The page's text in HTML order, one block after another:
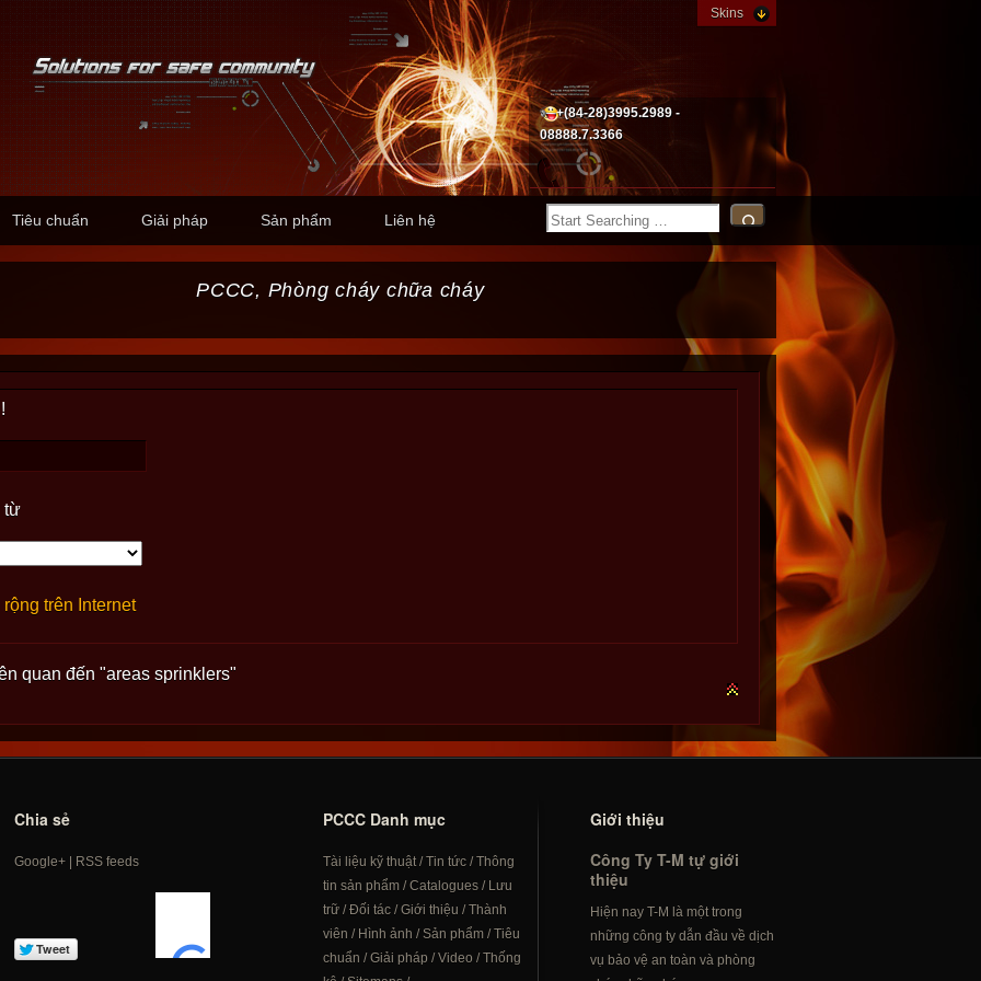
Skins
+(84-28)3995.2989 -
08888.7.3366
Tiêu chuẩn Giải pháp Sản phẩm Liên hệ
PCCC, Phòng cháy chữa cháy
từ
trên Internet
quan đến "areas sprinklers"
Chia sẻ
Google+| RSS feeds
PCCC Danh mục
Tài liệu kỹ thuật/Tin tức/Thông
tin sản phẩm/Catalogues/ Lưu
trữ/Đối tác/Giới thiệu /Thành
viên / Hình ảnh /Sản phẩm/Tiêu
chuẩn /Giải pháp /Video /Thống
Giới thiệu
Công Ty T-M tự giới
thiệu
Hiện nay T-M là một trong
những công ty dẫn đầu về dịch
vụ bảo vệ an toàn và phòng